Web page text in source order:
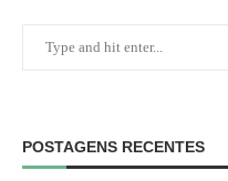
POSTAGENS RECENTES